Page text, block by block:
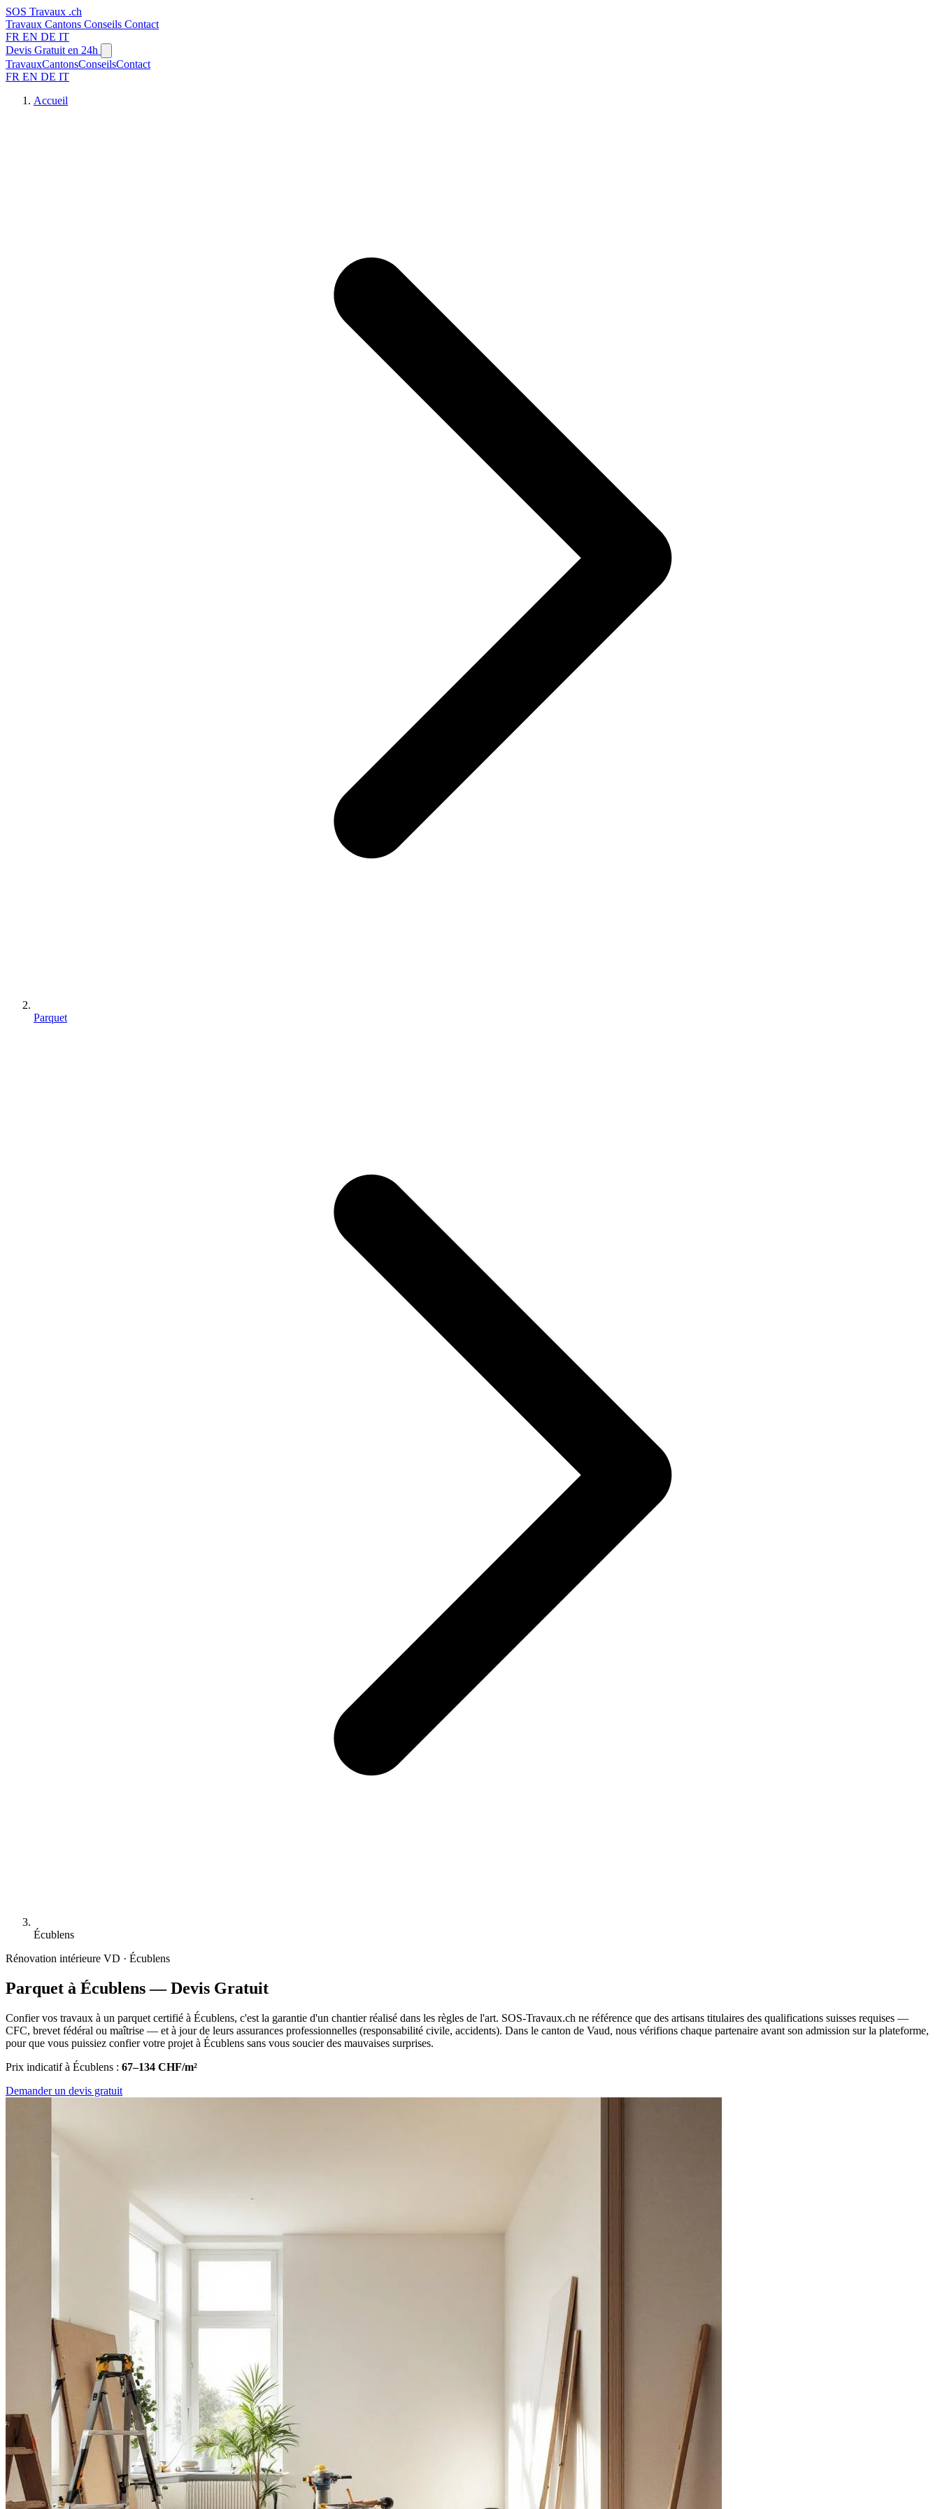
SOS Travaux .ch
Travaux Cantons Conseils Contact
FR EN DE IT
Devis Gratuit en 24h
TravauxCantonsConseilsContact
FR EN DE IT
Accueil
Parquet
Écublens
Rénovation intérieure VD · Écublens
Parquet à Écublens — Devis Gratuit
Confier vos travaux à un parquet certifié à Écublens, c'est la garantie d'un chantier réalisé dans les règles de l'art. SOS-Travaux.ch ne référence que des artisans titulaires des qualifications suisses requises —
CFC, brevet fédéral ou maîtrise — et à jour de leurs assurances professionnelles (responsabilité civile, accidents). Dans le canton de Vaud, nous vérifions chaque partenaire avant son admission sur la plateforme,
pour que vous puissiez confier votre projet à Écublens sans vous soucier des mauvaises surprises.
Prix indicatif à Écublens : 67–134 CHF/m²
Demander un devis gratuit